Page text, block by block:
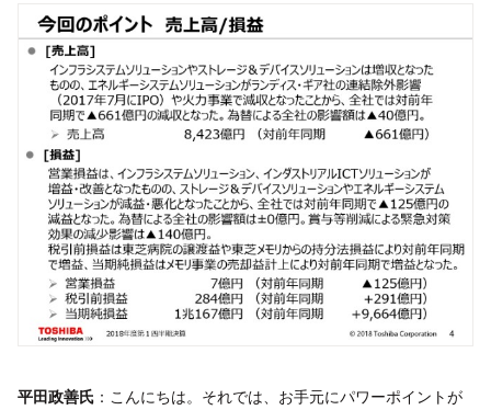
平田政善氏 ：こんにちは。それでは、お手元にパワーポイントが